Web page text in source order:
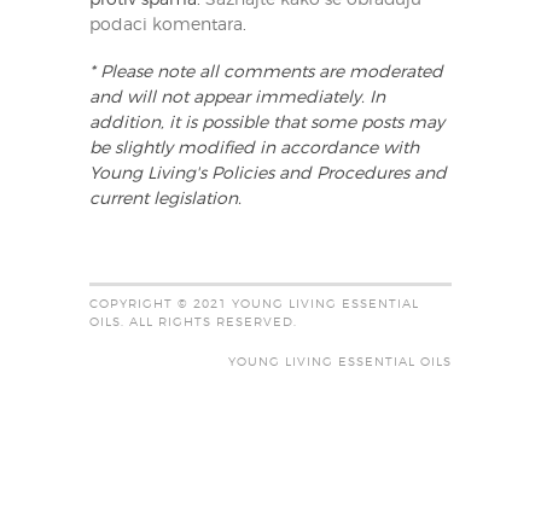
podaci komentara.
* Please note all comments are moderated
and will not appear immediately. In
addition, it is possible that some posts may
be slightly modified in accordance with
Young Living's Policies and Procedures and
current legislation.
COPYRIGHT © 2021 YOUNG LIVING ESSENTIAL
OILS. ALL RIGHTS RESERVED.
YOUNG LIVING ESSENTIAL OILS